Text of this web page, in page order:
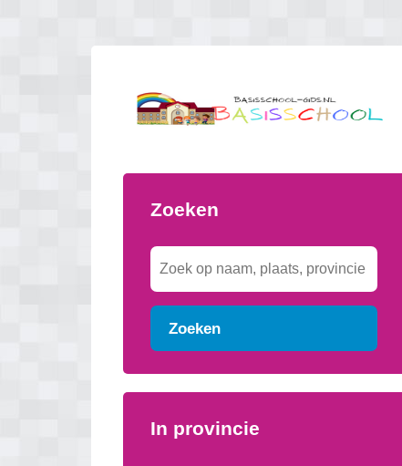
Zoeken
Zoeken
In provincie